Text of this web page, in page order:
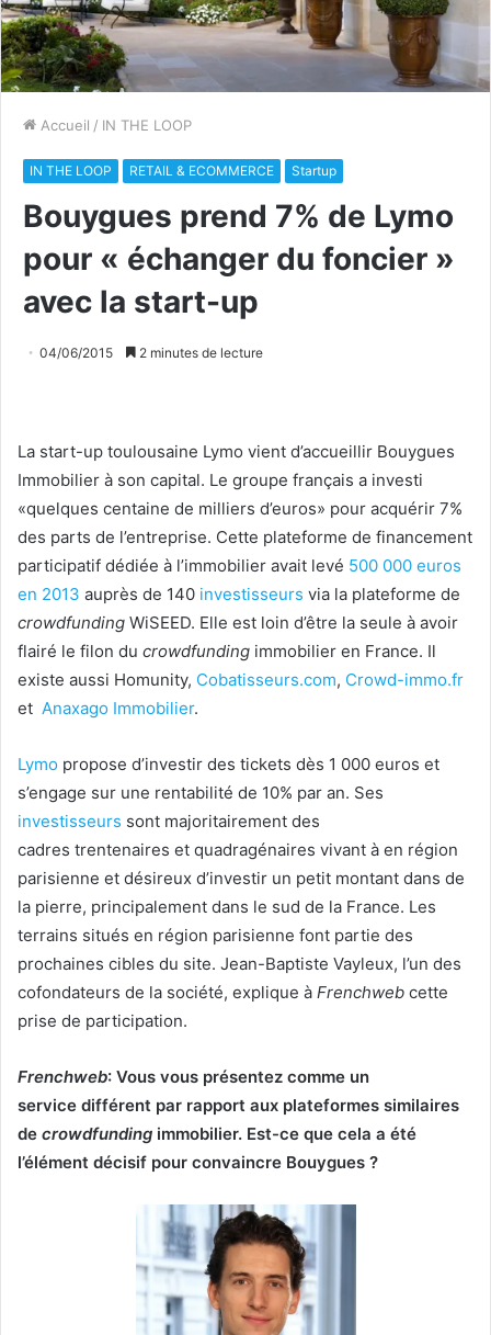
Accueil / IN THE LOOP
IN THE LOOP RETAIL & ECOMMERCE Startup
Bouygues prend 7% de Lymo
pour « échanger du foncier »
avec la start-up
04/06/2015 2 minutes de lecture
La start-up toulousaine Lymo vient d’accueillir Bouygues
Immobilier à son capital. Le groupe français a investi
«quelques centaine de milliers d’euros» pour acquérir 7%
des parts de l’entreprise. Cette plateforme de financement
participatif dédiée à l’immobilier avait levé 500 000 euros
en 2013 auprès de 140 investisseurs via la plateforme de
crowdfunding WiSEED. Elle est loin d’être la seule à avoir
flairé le filon du crowdfunding immobilier en France. Il
existe aussi Homunity, Cobatisseurs.com, Crowd-immo.fr
et Anaxago Immobilier.
Lymo propose d’investir des tickets dès 1 000 euros et
s’engage sur une rentabilité de 10% par an. Ses
investisseurs sont majoritairement des
cadres trentenaires et quadragénaires vivant à en région
parisienne et désireux d’investir un petit montant dans de
la pierre, principalement dans le sud de la France. Les
terrains situés en région parisienne font partie des
prochaines cibles du site. Jean-Baptiste Vayleux, l’un des
cofondateurs de la société, explique à Frenchweb cette
prise de participation.
Frenchweb: Vous vous présentez comme un
service différent par rapport aux plateformes similaires
de crowdfunding immobilier. Est-ce que cela a été
l’élément décisif pour convaincre Bouygues ?